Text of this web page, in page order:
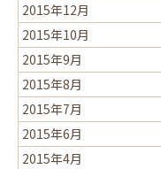
2015年12月
2015年10月
2015年9月
2015年8月
2015年7月
2015年6月
2015年4月